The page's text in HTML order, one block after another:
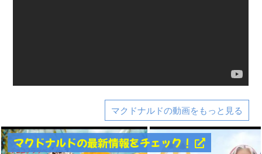
マクドナルドの動画をもっと見る
マクドナルドの最新情報をチェック！